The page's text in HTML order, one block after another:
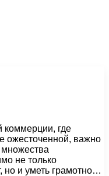
коммерции, где
ожесточенной, важно
не только
но и уметь грамотно…